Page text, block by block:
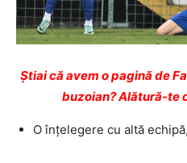
Ştiai că avem o pagină de
buzoian? Alătură-te
O înțelegere cu altă